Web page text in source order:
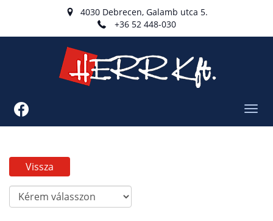
4030 Debrecen, Galamb utca 5.
+36 52 448-030
Vissza